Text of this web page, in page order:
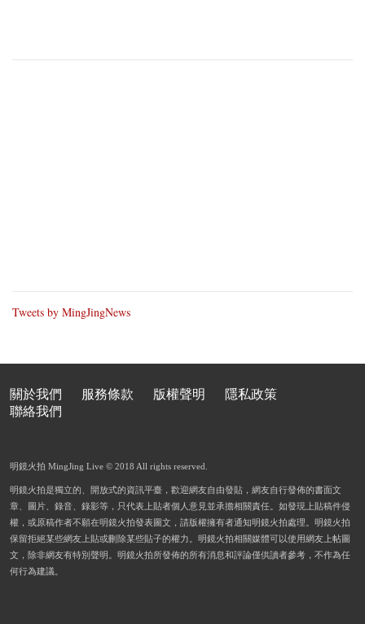
Tweets by MingJingNews
關於我們 服務條款 版權聲明
隱私政策
聯絡我們
明鏡火拍 MingJing Live © 2018 All rights reserved.
明鏡火拍是獨立的、開放式的資訊平臺，歡迎網友自由發貼，網友自行發佈的書面文
章、圖片、錄音、錄影等，只代表上貼者個人意見並承擔相關責任。如發現上貼稿件侵
權，或原稿作者不願在明鏡火拍發表圖文，請版權擁有者通知明鏡火拍處理。明鏡火拍
保留拒絕某些網友上貼或刪除某些貼子的權力。明鏡火拍相關媒體可以使用網友上帖圖
文，除非網友有特別聲明。明鏡火拍所發佈的所有消息和評論僅供讀者參考，不作為任
何行為建議。